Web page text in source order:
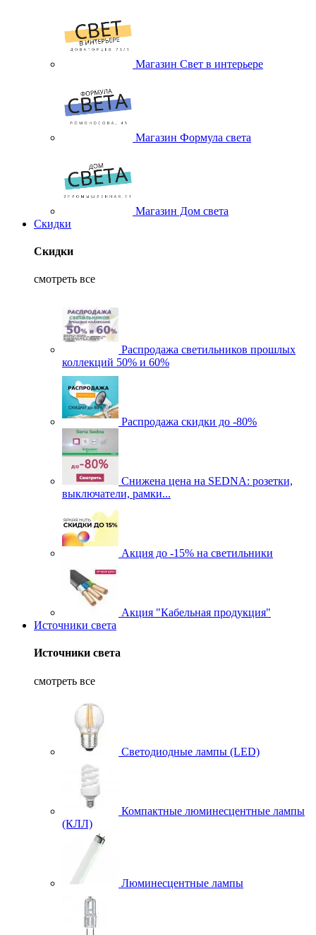
Магазин Свет в интерьере
Магазин Формула света
Магазин Дом света
Скидки
Скидки
смотреть все
Распродажа светильников прошлых
коллекций 50% и 60%
Распродажа скидки до -80%
Cнижена цена на SEDNA: розетки,
выключатели, рамки...
Акция до -15% на светильники
Акция "Кабельная продукция"
Источники света
Источники света
смотреть все
Светодиодные лампы (LED)
Компактные люминесцентные лампы
(КЛЛ)
Люминесцентные лампы